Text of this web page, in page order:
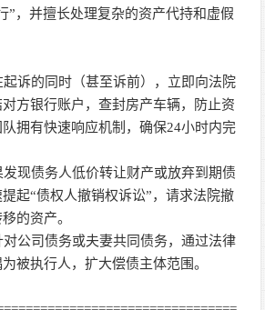
”，并擅长处理复杂的资产代持和虚假
诉的同时（甚至诉前），立即向法院
方银行账户，查封房产车辆，防止资
拥有快速响应机制，确保24小时内完
现债务人低价转让财产或放弃到期债
起“债权人撤销权诉讼”，请求法院撤
的资产。
公司债务或夫妻共同债务，通过法律
被执行人，扩大偿债主体范围。